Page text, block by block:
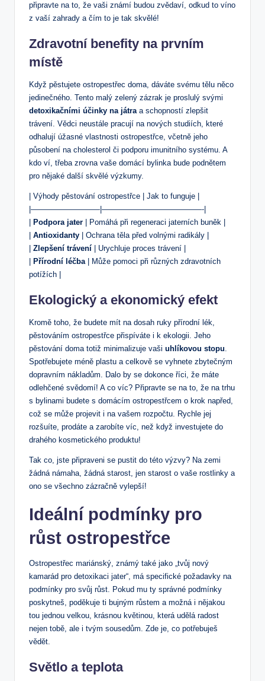
připravte na to, že vaši známí budou zvědaví, odkud to víno
z vaší zahrady a čím to je tak skvělé!
Zdravotní benefity na prvním
místě
Když pěstujete ostropestřec doma, dáváte svému tělu něco
jedinečného. Tento malý zelený zázrak je proslulý svými
detoxikačními účinky na játraa schopností zlepšit
trávení. Vědci neustále pracují na nových studiích, které
odhalují úžasné vlastnosti ostropestřce, včetně jeho
působení na cholesterol či podporu imunitního systému. A
kdo ví, třeba zrovna vaše domácí bylinka bude podnětem
pro nějaké další skvělé výzkumy.
| Výhody pěstování ostropestřce | Jak to funguje |
|—————————|—————————————-|
Podpora jater | Pomáhá při regeneraci jaterních buněk |
Antioxidanty | Ochrana těla před volnými radikály |
Zlepšení trávení | Urychluje proces trávení |
Přírodní léčba| Může pomoci při různých zdravotních
potížích |
Ekologický a ekonomický efekt
Kromě toho, že budete mít na dosah ruky přírodní lék,
pěstováním ostropestřce přispíváte i k ekologii. Jeho
pěstování doma totiž minimalizuje vaši uhlíkovou stopu.
Spotřebujete méně plastu a celkově se vyhnete zbytečným
dopravním nákladům. Dalo by se dokonce říci, že máte
odlehčené svědomí! A co víc? Připravte se na to, že na trhu
s bylinami budete s domácím ostropestřcem o krok napřed,
což se může projevit i na vašem rozpočtu. Rychle jej
rozšuíte, prodáte a zarobíte víc, než když investujete do
drahého kosmetického produktu!
Tak co, jste připraveni se pustit do této výzvy? Na zemi
žádná námaha, žádná starost, jen starost o vaše rostlinky a
ono se všechno zázračně vylepší!
Ideální podmínky pro
růst ostropestřce
Ostropestřec mariánský, známý také jako „tvůj nový
kamarád pro detoxikaci jater“, má specifické požadavky na
podmínky pro svůj růst. Pokud mu ty správné podmínky
poskytneš, poděkuje ti bujným růstem a možná i nějakou
tou jednou velkou, krásnou květinou, která udělá radost
nejen tobě, ale i tvým sousedům. Zde je, co potřebuješ
vědět.
Světlo a teplota